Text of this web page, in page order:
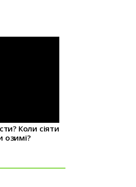
Коли сіяти
озимі?